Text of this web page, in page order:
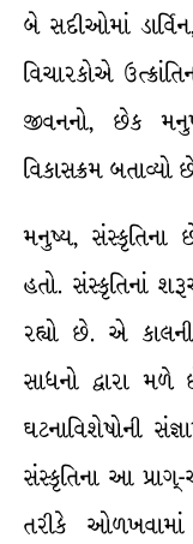
બે સદીઓમાં
વિચારકોએ
જીવનનો, છેક
વિકાસક્રમ બતાવ્યો
મનુષ્ય,
હતો. સંસ્કૃતિનાં
રહ્યો છે. એ
સાધનો દ્વારા
ઘટનાવિશેષોની
સંસ્કૃતિના આ પ્રાગ્-
તરીકે